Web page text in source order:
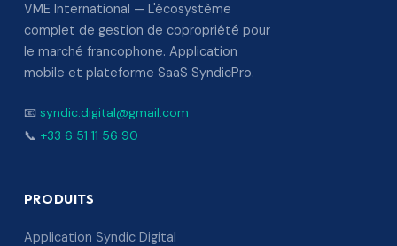
VME International — L'écosystème
complet de gestion de copropriété pour
le marché francophone. Application
mobile et plateforme SaaS SyndicPro.
📧 syndic.digital@gmail.com
📞 +33 6 51 11 56 90
PRODUITS
Application Syndic Digital